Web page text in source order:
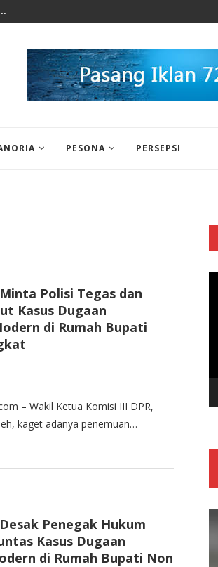
PESONA PERSEPSI
Polisi Tegas dan
Kasus Dugaan
di Rumah Bupati
– Wakil Ketua Komisi III DPR,
kaget adanya penemuan…
Penegak Hukum
Kasus Dugaan
di Rumah Bupati Non